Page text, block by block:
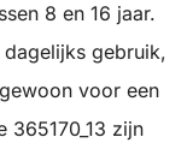
8 en 16 jaar.
gebruik,
voor een
zijn